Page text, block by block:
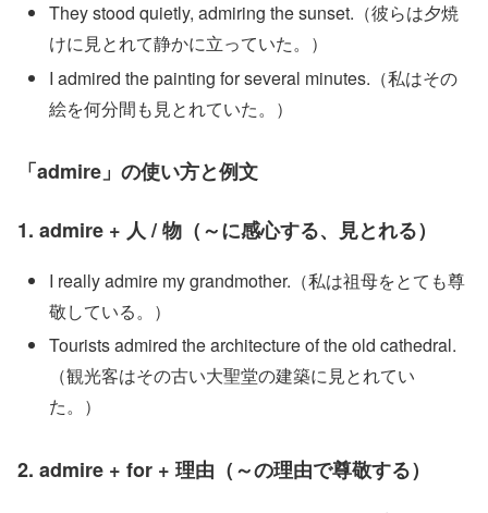
They stood quietly, admiring the sunset.（彼らは夕焼
けに見とれて静かに立っていた。）
I admired the painting for several minutes.（私はその
絵を何分間も見とれていた。）
「admire」の使い方と例文
1. admire + 人 / 物（～に感心する、見とれる）
I really admire my grandmother.（私は祖母をとても尊
敬している。）
Tourists admired the architecture of the old cathedral.
（観光客はその古い大聖堂の建築に見とれてい
た。）
2. admire + for + 理由（～の理由で尊敬する）